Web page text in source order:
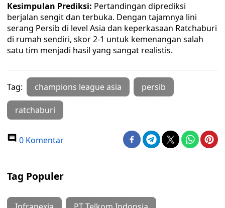
Kesimpulan Prediksi: Pertandingan diprediksi
berjalan sengit dan terbuka. Dengan tajamnya lini
serang Persib di level Asia dan keperkasaan Ratchaburi
di rumah sendiri, skor 2-1 untuk kemenangan salah
satu tim menjadi hasil yang sangat realistis.
Tag: champions league asia persib
ratchaburi
0 Komentar
Tag Populer